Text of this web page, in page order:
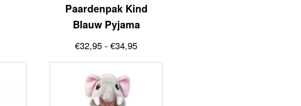
Paardenpak Kind
Blauw Pyjama
€32,95 - €34,95Prijsklasse: